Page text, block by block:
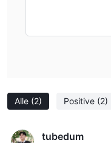
Alle (2) Positive (2)
tubedum